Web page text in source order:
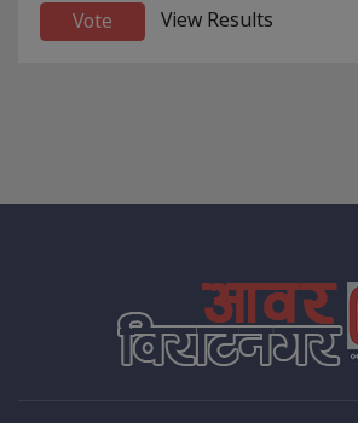
View Results